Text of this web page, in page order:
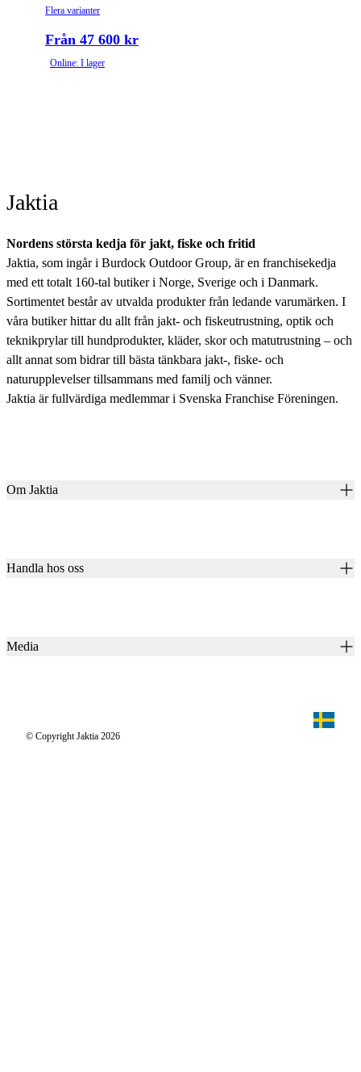
Flera varianter
Från 47 600 kr
Online: I lager
Jaktia
Nordens största kedja för jakt, fiske och fritid
Jaktia, som ingår i Burdock Outdoor Group, är en franchisekedja
med ett totalt 160-tal butiker i Norge, Sverige och i Danmark.
Sortimentet består av utvalda produkter från ledande varumärken. I
våra butiker hittar du allt från jakt- och fiskeutrustning, optik och
teknikprylar till hundprodukter, kläder, skor och matutrustning – och
allt annat som bidrar till bästa tänkbara jakt-, fiske- och
naturupplevelser tillsammans med familj och vänner.
Jaktia är fullvärdiga medlemmar i Svenska Franchise Föreningen.
Om Jaktia
Karriär
Jaktia Brand Guidelines
Handla hos oss
Köpvillkor för företagskunder
Media
Jägaren© Copyright Jaktia 2026